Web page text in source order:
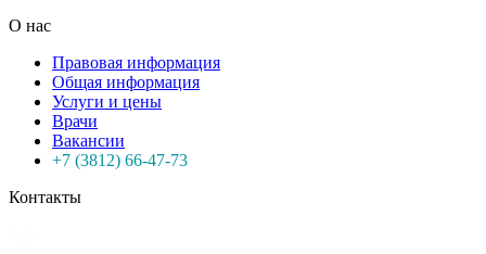
О нас
Правовая информация
Общая информация
Услуги и цены
Врачи
Вакансии
+7 (3812) 66-47-73
Контакты